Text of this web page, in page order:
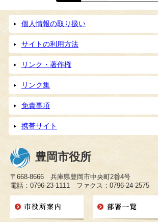
個人情報の取り扱い
サイトの利用方法
リンク・著作権
リンク集
免責事項
携帯サイト
豊岡市役所
〒668-8666 兵庫県豊岡市中央町2番4号
電話：0796-23-1111 ファクス：0796-24-2575